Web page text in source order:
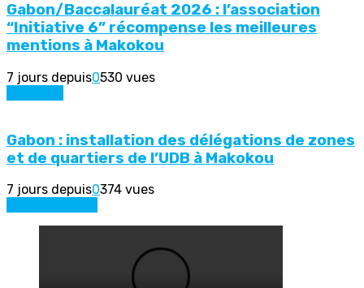
Gabon/Baccalauréat 2026 : l’association
“Initiative 6” récompense les meilleures
mentions à Makokou
7 jours depuis0530 vues
Gabon : installation des délégations de zones
et de quartiers de l’UDB à Makokou
7 jours depuis0374 vues